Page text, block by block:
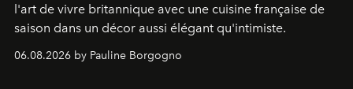
l'art de vivre britannique avec une cuisine française de
saison dans un décor aussi élégant qu'intimiste.
06.08.2026 by Pauline Borgogno